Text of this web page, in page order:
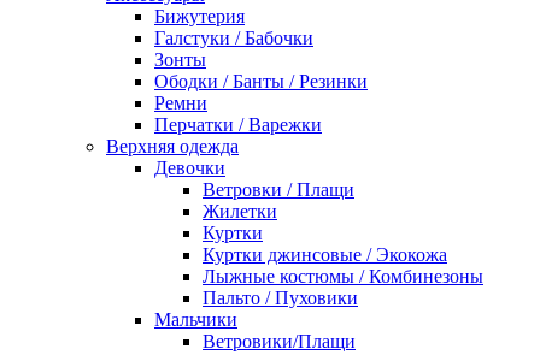
Бижутерия
Галстуки / Бабочки
Зонты
Ободки / Банты / Резинки
Ремни
Перчатки / Варежки
Верхняя одежда
Девочки
Ветровки / Плащи
Жилетки
Куртки
Куртки джинсовые / Экокожа
Лыжные костюмы / Комбинезоны
Пальто / Пуховики
Мальчики
Ветровики/Плащи